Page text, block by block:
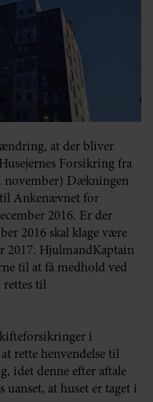
at der bliver
Forsikring fra
november) Dækningen
til Ankenævnet for
2016. Er der
2016 skal klage være
2017. HjulmandKaptain
til at få medhold ved
rettes til
i
rette henvendelse til
idet denne efter aftale
at huset er taget i